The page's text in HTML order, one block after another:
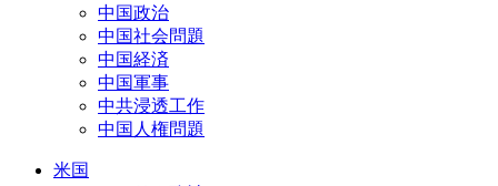
中国政治
中国社会問題
中国経済
中国軍事
中共浸透工作
中国人権問題
米国